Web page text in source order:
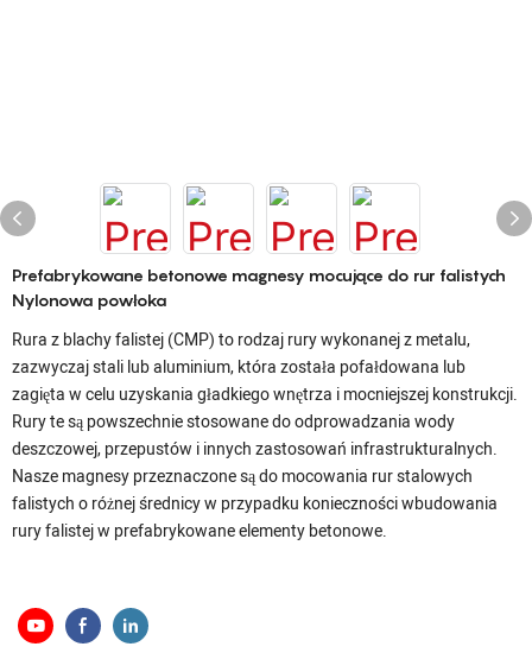
Prefabrykowane betonowe magnesy mocujące do rur falistych
Nylonowa powłoka
Rura z blachy falistej (CMP) to rodzaj rury wykonanej z metalu,
zazwyczaj stali lub aluminium, która została pofałdowana lub
zagięta w celu uzyskania gładkiego wnętrza i mocniejszej konstrukcji.
Rury te są powszechnie stosowane do odprowadzania wody
deszczowej, przepustów i innych zastosowań infrastrukturalnych.
Nasze magnesy przeznaczone są do mocowania rur stalowych
falistych o różnej średnicy w przypadku konieczności wbudowania
rury falistej w prefabrykowane elementy betonowe.